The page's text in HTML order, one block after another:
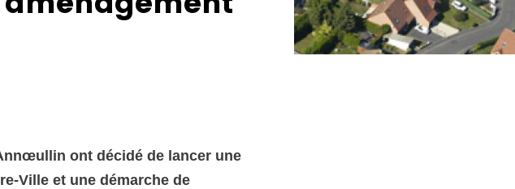
ont décidé de lancer une
Ville et une démarche de